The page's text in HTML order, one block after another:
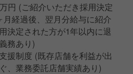
円 (ご紹介いただき採用決定
月経過後、翌月分給与に紹介
決定された方が1年以内に退
務あり)
援制度 (既存店舗を利益が出
、業務委託店舗実績あり)